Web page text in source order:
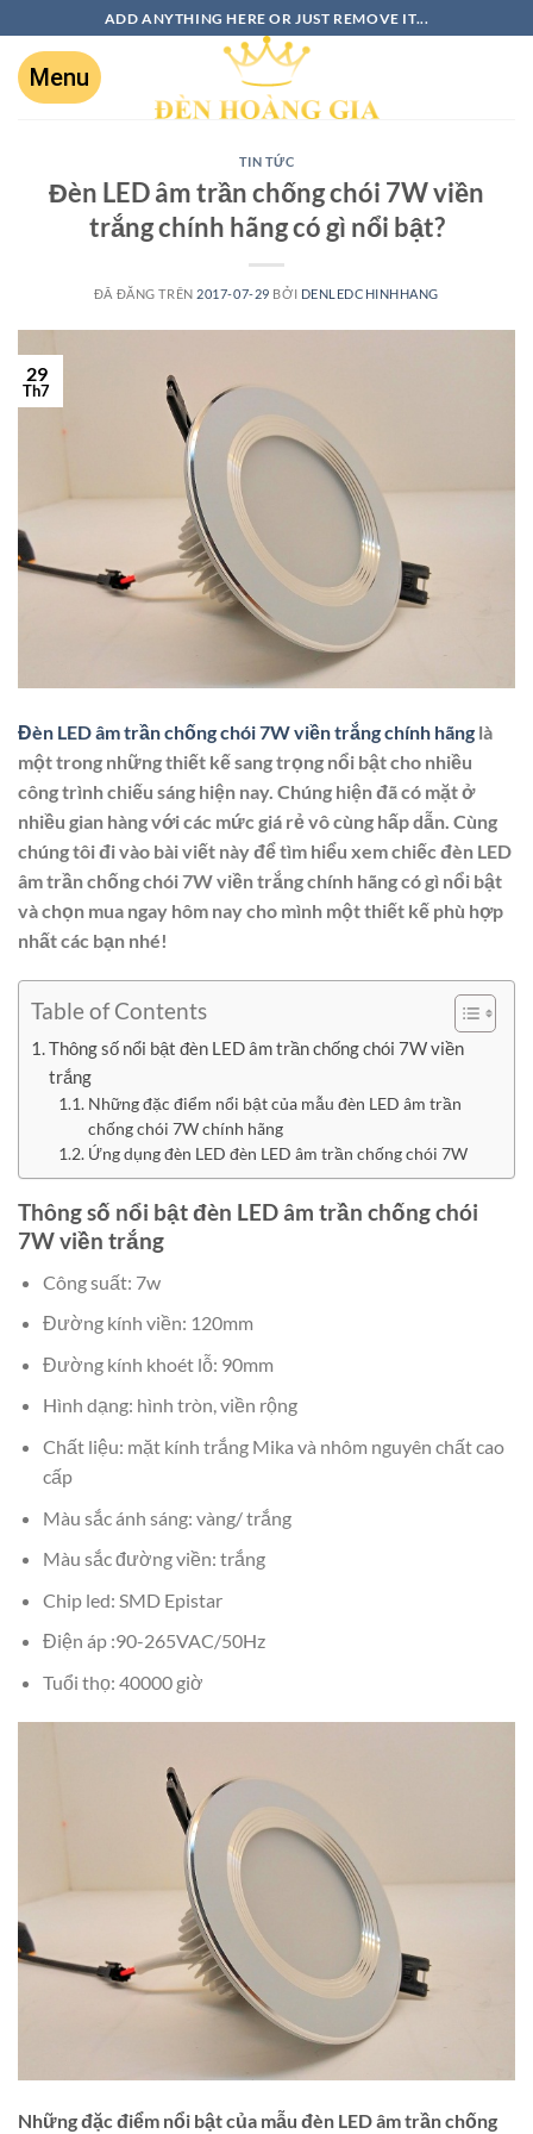
ADD ANYTHING HERE OR JUST REMOVE IT...
TIN TỨC
Đèn LED âm trần chống chói 7W viền
trắng chính hãng có gì nổi bật?
ĐÃ ĐĂNG TRÊN 2017-07-29 BỞI DENLEDCHINHHANG
29
Th7
Đèn LED âm trần chống chói 7W viền trắng chính hãng là
một trong những thiết kế sang trọng nổi bật cho nhiều
công trình chiếu sáng hiện nay. Chúng hiện đã có mặt ở
nhiều gian hàng với các mức giá rẻ vô cùng hấp dẫn. Cùng
chúng tôi đi vào bài viết này để tìm hiểu xem chiếc đèn LED
âm trần chống chói 7W viền trắng chính hãng có gì nổi bật
và chọn mua ngay hôm nay cho mình một thiết kế phù hợp
nhất các bạn nhé!
Table of Contents
Thông số nổi bật đèn LED âm trần chống chói 7W viền
trắng
Những đặc điểm nổi bật của mẫu đèn LED âm trần
chống chói 7W chính hãng
Ứng dụng đèn LED đèn LED âm trần chống chói 7W
Thông số nổi bật đèn LED âm trần chống chói
7W viền trắng
Công suất: 7w
Đường kính viền: 120mm
Đường kính khoét lỗ: 90mm
Hình dạng: hình tròn, viền rộng
Chất liệu: mặt kính trắng Mika và nhôm nguyên chất cao
cấp
Màu sắc ánh sáng: vàng/ trắng
Màu sắc đường viền: trắng
Chip led: SMD Epistar
Điện áp :90-265VAC/50Hz
Tuổi thọ: 40000 giờ
Những đặc điểm nổi bật của mẫu đèn LED âm trần chống